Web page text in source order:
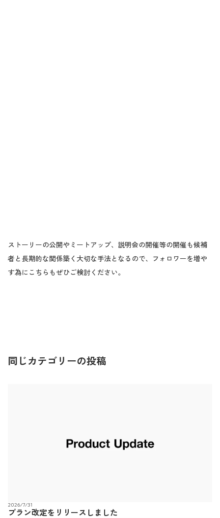
ストーリーの公開やミートアップ、説明会の開催等の開催も候補
者と長期的な関係築く大切な手法となるので、フォロワーを増や
す為にこちらもぜひご検討ください。
同じカテゴリーの投稿
2026/7/31
プラン改定をリリースしました